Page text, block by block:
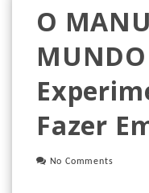
O
Fazer
No Comments